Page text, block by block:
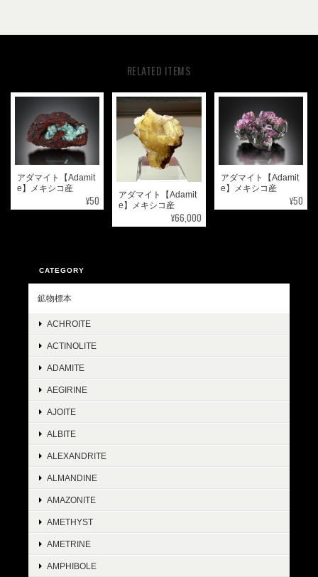
RELATED ITEMS
アダマイト【Adamit
e】メキシコ産
¥50
アダマイト【Adamit
e】メキシコ産
¥66,000
アダマイト【Adamit
e】メキシコ産
¥50
CATEGORY
鉱物標本
ACHROITE
ACTINOLITE
ADAMITE
AEGIRINE
AJOITE
ALBITE
ALEXANDRITE
ALMANDINE
AMAZONITE
AMETHYST
AMETRINE
AMPHIBOLE